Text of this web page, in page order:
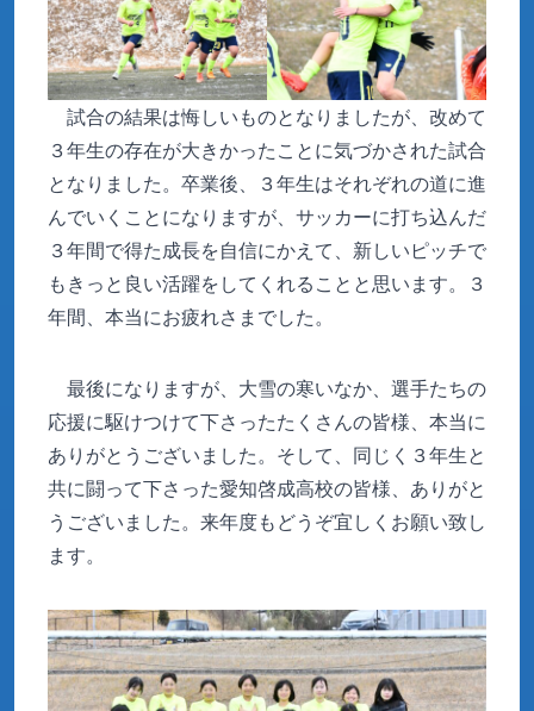
試合の結果は悔しいものとなりましたが、改めて
３年生の存在が大きかったことに気づかされた試合
となりました。卒業後、３年生はそれぞれの道に進
んでいくことになりますが、サッカーに打ち込んだ
３年間で得た成長を自信にかえて、新しいピッチで
もきっと良い活躍をしてくれることと思います。３
年間、本当にお疲れさまでした。
最後になりますが、大雪の寒いなか、選手たちの
応援に駆けつけて下さったたくさんの皆様、本当に
ありがとうございました。そして、同じく３年生と
共に闘って下さった愛知啓成高校の皆様、ありがと
うございました。来年度もどうぞ宜しくお願い致し
ます。